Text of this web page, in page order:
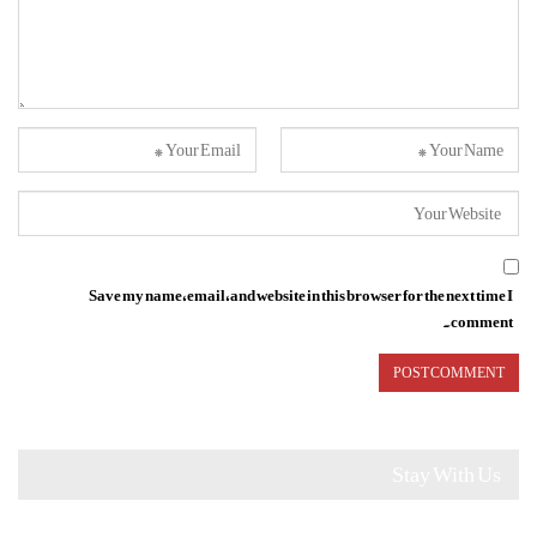
Save my name, email, and website in this browser for the next time I
comment.